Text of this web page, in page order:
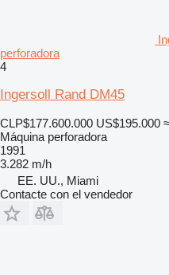
perforadora
4
Ingersoll Rand DM45
CLP$177.600.000 US$195.000
Máquina perforadora
1991
3.282 m/h
EE. UU., Miami
Contacte con el vendedor